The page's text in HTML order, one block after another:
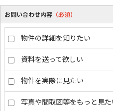
お問い合わせ内容 （必須）
物件の詳細を知りたい
資料を送って欲しい
物件を実際に見たい
写真や間取図等をもっと見た